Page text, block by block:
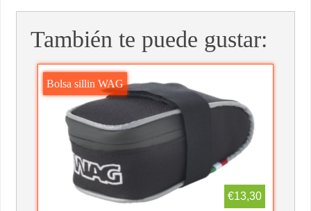
También te puede gustar:
Bolsa sillin WAG
€13,30